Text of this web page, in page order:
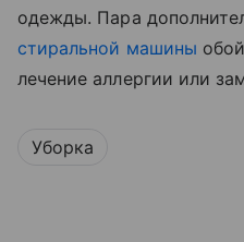
одежды. Пара
стиральной машины
лечение аллергии или
Уборка